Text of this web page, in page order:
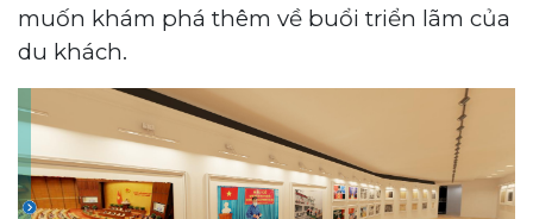
muốn khám phá thêm về buổi triển lãm của
du khách.